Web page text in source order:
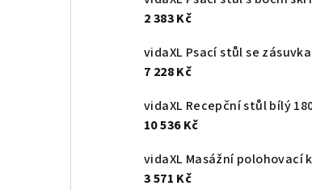
2 383 Kč
7 228 Kč
10 536 Kč
3 571 Kč